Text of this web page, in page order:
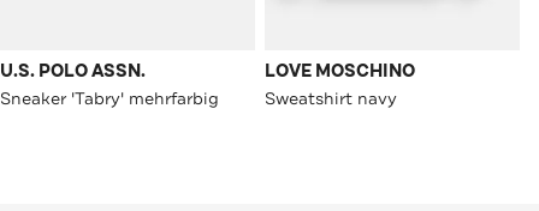
U.S. POLO ASSN.
Sneaker 'Tabry' mehrfarbig
LOVE MOSCHINO
Sweatshirt navy